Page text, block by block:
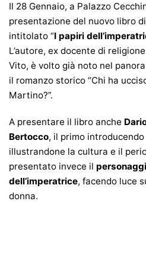
Il 28 Gennaio, a Palazzo
presentazione del nuovo libro di
intitolato “I papiri
L’autore, ex docente di
Vito, è volto già noto nel
il romanzo storico “Chi ha
Martino?”.
A presentare il libro anche
Bertocco, il primo introducendo
illustrandone la cultura e il
presentato invece il
dell’imperatrice, facendo luce
donna.